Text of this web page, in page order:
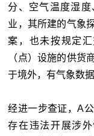
分、空气温度湿
业，其所建的气象
案，也未按规定
（点）设施的供货
于境外，有气象数
经进一步查证，A
存在违法开展涉